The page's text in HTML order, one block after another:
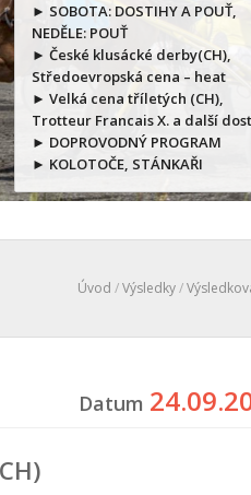
► SOBOTA: DOSTIHY A POUŤ,
NEDĚLE: POUŤ
► České klusácké derby(CH),
Středoevropská cena – heat
► Velká cena tříletých (CH),
Trotteur Francais X. a další
► DOPROVODNÝ PROGRAM
► KOLOTOČE, STÁNKAŘI
Úvod /Výsledky/
Datum